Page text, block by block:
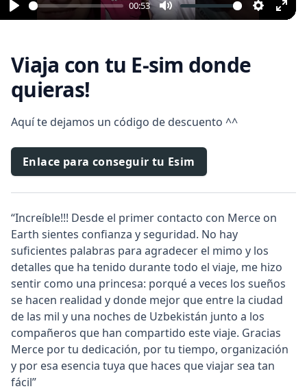
Play
00:53
Mute Settings
Viaja con tu E-sim donde
quieras!
Aquí te dejamos un código de descuento ^^
Enlace para conseguir tu Esim
“Increíble!!! Desde el primer contacto con Merce on
Earth sientes confianza y seguridad. No hay
suficientes palabras para agradecer el mimo y los
detalles que ha tenido durante todo el viaje, me hizo
sentir como una princesa: porqué a veces los sueños
se hacen realidad y donde mejor que entre la ciudad
de las mil y una noches de Uzbekistán junto a los
compañeros que han compartido este viaje. Gracias
Merce por tu dedicación, por tu tiempo, organización
y por esa esencia tuya que haces que viajar sea tan
fácil”